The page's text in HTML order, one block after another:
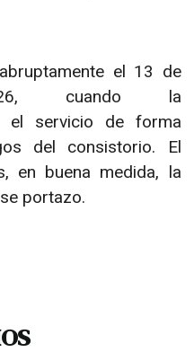
el 13 de
cuando la
el servicio de forma
del consistorio. El
en buena medida, la
portazo.